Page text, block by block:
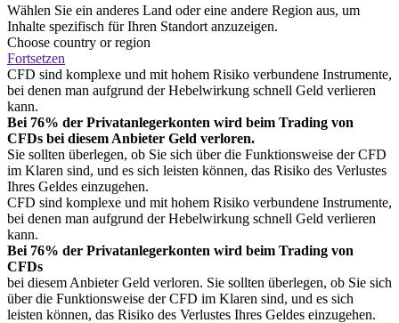
Wählen Sie ein anderes Land oder eine andere Region aus, um
Inhalte spezifisch für Ihren Standort anzuzeigen.
Choose country or region
Fortsetzen
CFD sind komplexe und mit hohem Risiko verbundene Instrumente,
bei denen man aufgrund der Hebelwirkung schnell Geld verlieren
kann.
Bei 76% der Privatanlegerkonten wird beim Trading von
CFDs bei diesem Anbieter Geld verloren.
Sie sollten überlegen, ob Sie sich über die Funktionsweise der CFD
im Klaren sind, und es sich leisten können, das Risiko des Verlustes
Ihres Geldes einzugehen.
CFD sind komplexe und mit hohem Risiko verbundene Instrumente,
bei denen man aufgrund der Hebelwirkung schnell Geld verlieren
kann.
Bei 76% der Privatanlegerkonten wird beim Trading von
CFDs
bei diesem Anbieter Geld verloren. Sie sollten überlegen, ob Sie sich
über die Funktionsweise der CFD im Klaren sind, und es sich
leisten können, das Risiko des Verlustes Ihres Geldes einzugehen.